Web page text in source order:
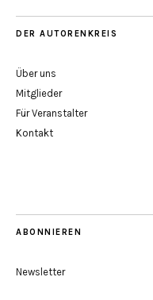
DER AUTORENKREIS
Über uns
Mitglieder
Für Veranstalter
Kontakt
ABONNIEREN
Newsletter